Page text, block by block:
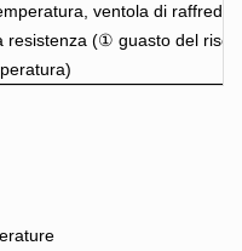
ventola di
resistenza (① guasto del